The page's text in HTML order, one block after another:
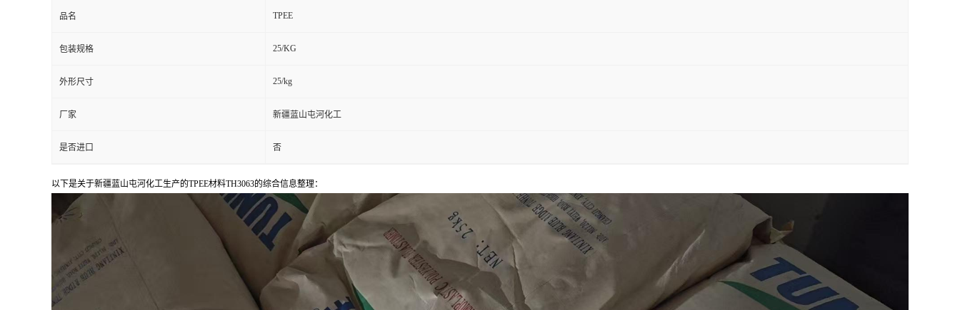
品名 TPEE
包装规格 25/KG
外形尺寸 25/kg
厂家 新疆蓝山屯河化工
是否进口 否
以下是关于新疆蓝山屯河化工生产的TPEE材料TH3063的综合信息整理：